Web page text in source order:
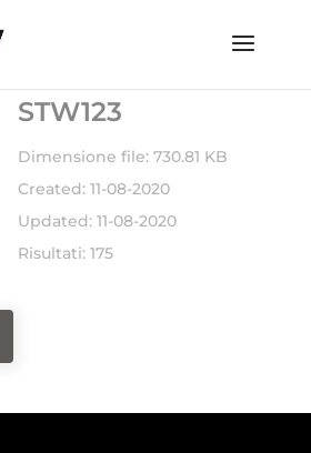
STW123
Dimensione file: 730.81 KB
Created: 11-08-2020
Updated: 11-08-2020
Risultati: 175